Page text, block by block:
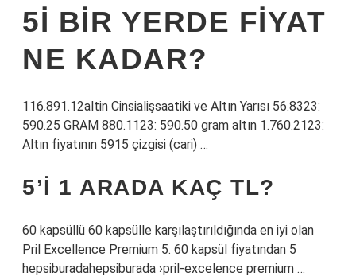
5I BIR YERDE FIYAT
NE KADAR?
116.891.12altin Cinsialişsaatiki ve Altın Yarısı 56.8323:
590.25 GRAM 880.1123: 590.50 gram altın 1.760.2123:
Altın fiyatının 5915 çizgisi (cari) …
5’I 1 ARADA KAÇ TL?
60 kapsüllü 60 kapsülle karşılaştırıldığında en iyi olan
Pril Excellence Premium 5. 60 kapsül fiyatından 5
hepsiburadahepsiburada ›pril-excelence premium …